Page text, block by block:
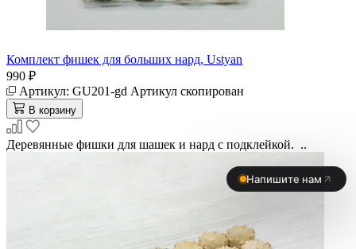
Комплект фишек для больших нард, Ustyan
990 ₽
Артикул: GU201-gd Артикул скопирован
В корзину
Деревянные фишки для шашек и нард с подклейкой. ..